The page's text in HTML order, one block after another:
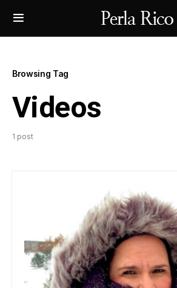
Browsing Tag
Videos
1 post